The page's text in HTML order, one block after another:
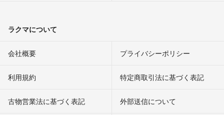
ラクマについて
会社概要 プライバシーポリシー
利用規約 特定商取引法に基づく表記
古物営業法に基づく表記 外部送信について